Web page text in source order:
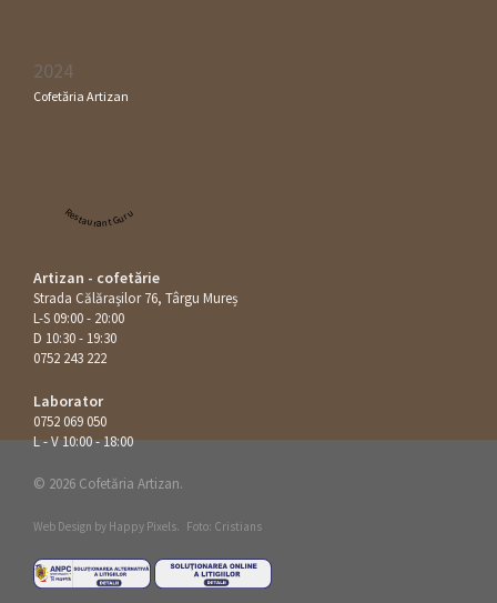
2024
Cofetăria Artizan
Restaurant Guru
Artizan - cofetărie
Strada Călăraşilor 76, Târgu Mureș
L-S 09:00 - 20:00
D 10:30 - 19:30
0752 243 222
Laborator
0752 069 050
L - V 10:00 - 18:00
© 2026 Cofetăria Artizan.
Web Design by Happy Pixels. Foto: Cristians